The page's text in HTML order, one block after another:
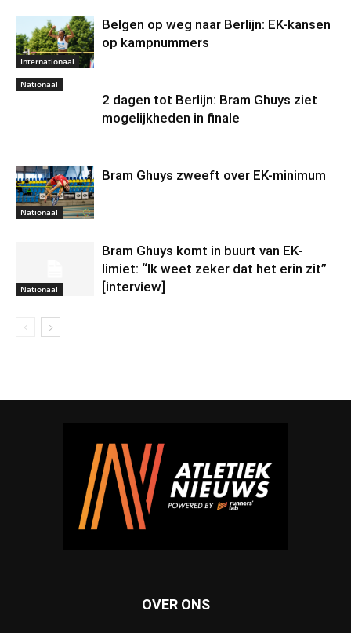
Internationaal
Belgen op weg naar Berlijn: EK-kansen
op kampnummers
Nationaal
2 dagen tot Berlijn: Bram Ghuys ziet
mogelijkheden in finale
Nationaal
Bram Ghuys zweeft over EK-minimum
Nationaal
Bram Ghuys komt in buurt van EK-
limiet: “Ik weet zeker dat het erin zit”
[interview]
OVER ONS